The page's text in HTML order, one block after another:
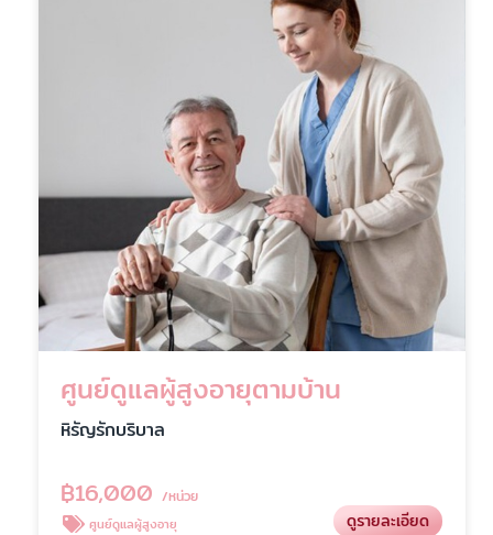
ศูนย์ดูแลผู้สูงอายุตามบ้าน
หิรัญรักบริบาล
฿16,000 /หน่วย
ศูนย์ดูแลผู้สูงอายุ ดูรายละเอียด